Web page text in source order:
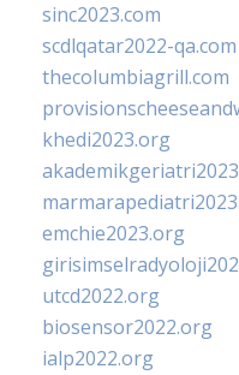
sinc2023.com
scdlqatar2022-qa.com
thecolumbiagrill.com
khedi2023.org
emchie2023.org
utcd2022.org
biosensor2022.org
ialp2022.org